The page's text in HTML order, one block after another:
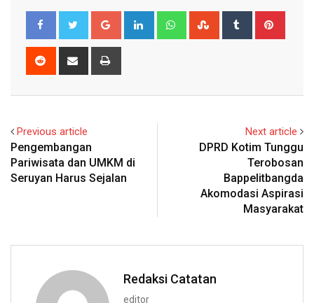
Google+ LinkedIn WhatsappStumbleUpon
Tumblr
Reddit
Share
Previous article
Pengembangan
Pariwisata dan UMKM di
Seruyan Harus Sejalan
Next article
DPRD Kotim Tunggu
Terobosan
Bappelitbangda
Akomodasi Aspirasi
Masyarakat
Redaksi Catatan
editor